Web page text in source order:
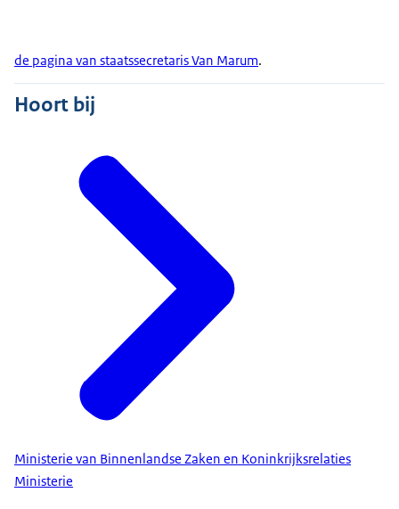
de pagina van staatssecretaris Van Marum.
Hoort bij
Ministerie van Binnenlandse Zaken en Koninkrijksrelaties
Ministerie